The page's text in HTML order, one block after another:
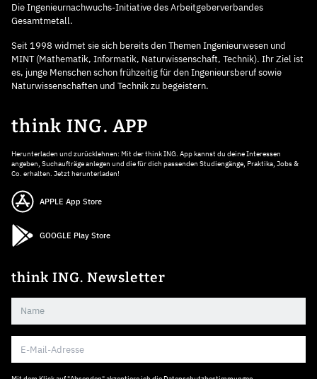
Die Ingenieurnachwuchs-Initiative des Arbeitgeberverbandes
Gesamtmetall.
Seit 1998 widmet sie sich bereits den Themen Ingenieurwesen und
MINT (Mathematik, Informatik, Naturwissenschaft, Technik). Ihr Ziel ist
es, junge Menschen schon frühzeitig für den Ingenieursberuf sowie
Naturwissenschaften und Technik zu begeistern.
think ING. APP
Herunterladen und zurücklehnen: Mit der think ING. App kannst du deine Interessen
angeben, Suchaufträge anlegen und die für dich passenden Studiengänge, Praktika, Jobs &
Co. erhalten. Jetzt herunterladen!
APPLE App Store
GOOGLE Play Store
think ING. Newsletter